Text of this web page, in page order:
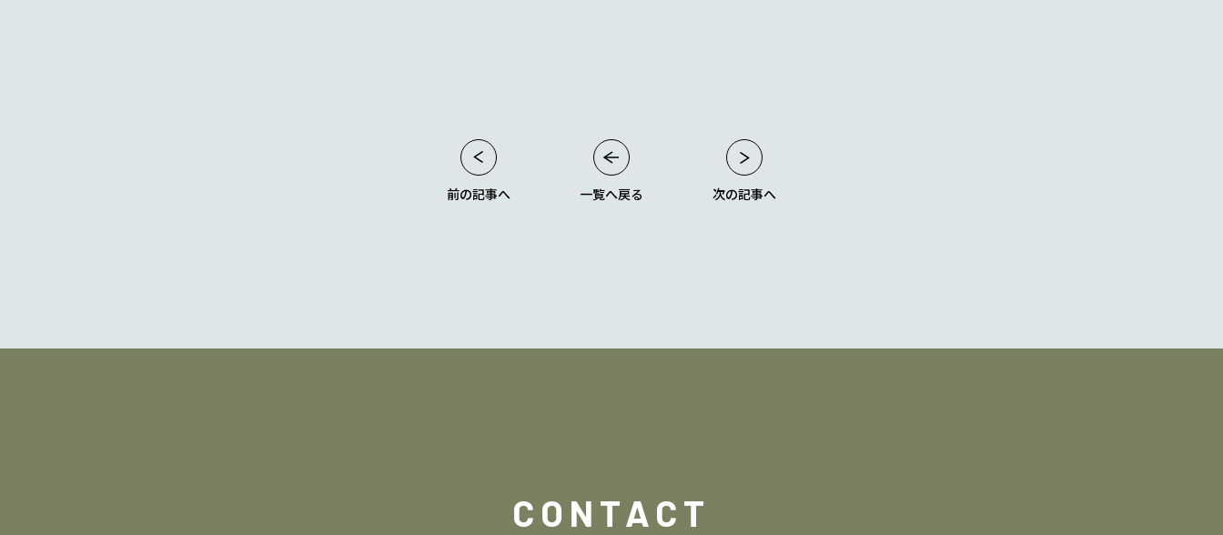
前の記事へ 一覧へ戻る 次の記事へ
CONTACT